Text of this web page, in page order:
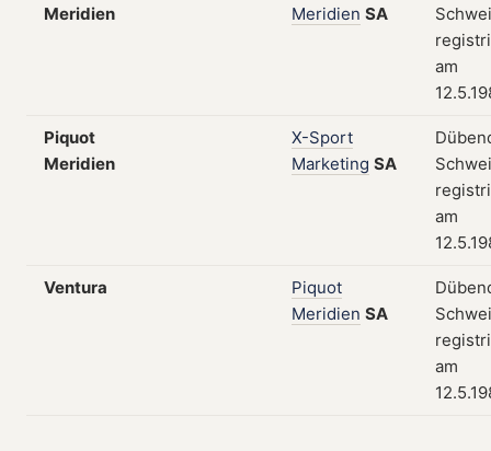
Meridien
Meridien SA
am
Piquot
Meridien
X-Sport
Marketing SA
am
Ventura
Piquot
Meridien SA
am